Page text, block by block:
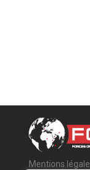
Mentions